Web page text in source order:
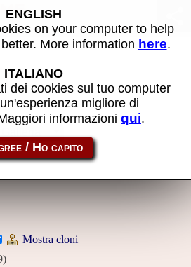
Mostra cloni
ENGLISH
on your computer to help
More information here.
ITALIANO
dei cookies sul tuo computer
migliore di
informazioni qui.